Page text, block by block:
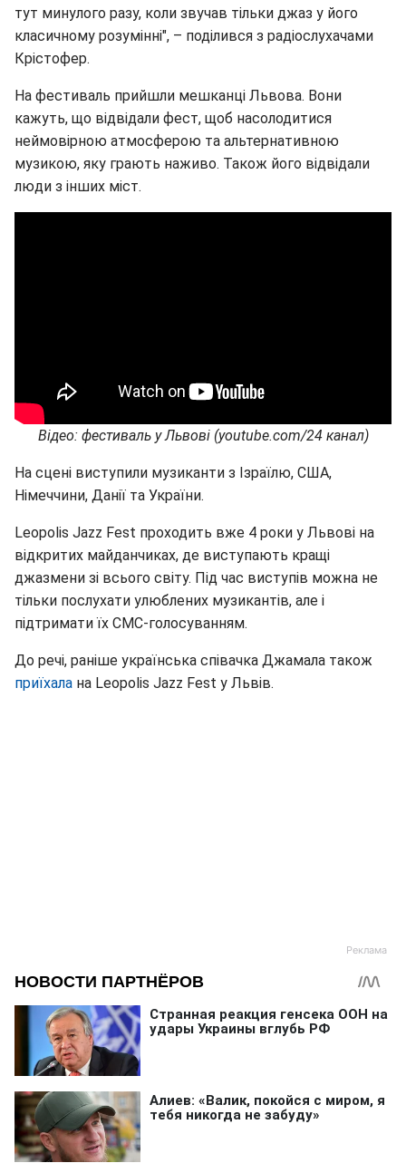
тут минулого разу, коли звучав тільки джаз у його
класичному розумінні", – поділився з радіослухачами
Крістофер.
На фестиваль прийшли мешканці Львова. Вони
кажуть, що відвідали фест, щоб насолодитися
неймовірною атмосферою та альтернативною
музикою, яку грають наживо. Також його відвідали
люди з інших міст.
Відео: фестиваль у Львові (youtube.com/24 канал)
На сцені виступили музиканти з Ізраїлю, США,
Німеччини, Данії та України.
Leopolis Jazz Fest проходить вже 4 роки у Львові на
відкритих майданчиках, де виступають кращі
джазмени зі всього світу. Під час виступів можна не
тільки послухати улюблених музикантів, але і
підтримати їх СМС-голосуванням.
До речі, раніше українська співачка Джамала також
приїхала на Leopolis Jazz Fest у Львів.